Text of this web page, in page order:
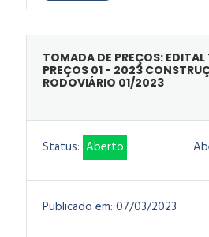
TOMADA DE PREÇOS:
PREÇOS 01 - 2023
RODOVIÁRIO 01/2023
Status: Aberto
Publicado em: 07/03/2023